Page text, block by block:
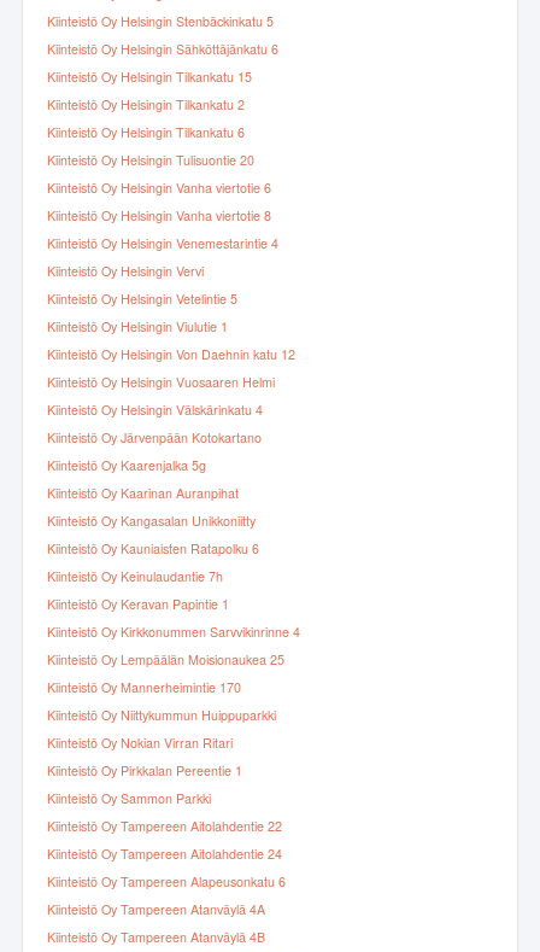
Kiinteistö Oy Helsingin Stenbäckinkatu 5
Kiinteistö Oy Helsingin Sähköttäjänkatu 6
Kiinteistö Oy Helsingin Tilkankatu 15
Kiinteistö Oy Helsingin Tilkankatu 2
Kiinteistö Oy Helsingin Tilkankatu 6
Kiinteistö Oy Helsingin Tulisuontie 20
Kiinteistö Oy Helsingin Vanha viertotie 6
Kiinteistö Oy Helsingin Vanha viertotie 8
Kiinteistö Oy Helsingin Venemestarintie 4
Kiinteistö Oy Helsingin Vervi
Kiinteistö Oy Helsingin Vetelintie 5
Kiinteistö Oy Helsingin Viulutie 1
Kiinteistö Oy Helsingin Von Daehnin katu 12
Kiinteistö Oy Helsingin Vuosaaren Helmi
Kiinteistö Oy Helsingin Välskärinkatu 4
Kiinteistö Oy Järvenpään Kotokartano
Kiinteistö Oy Kaarenjalka 5g
Kiinteistö Oy Kaarinan Auranpihat
Kiinteistö Oy Kangasalan Unikkoniitty
Kiinteistö Oy Kauniaisten Ratapolku 6
Kiinteistö Oy Keinulaudantie 7h
Kiinteistö Oy Keravan Papintie 1
Kiinteistö Oy Kirkkonummen Sarvvikinrinne 4
Kiinteistö Oy Lempäälän Moisionaukea 25
Kiinteistö Oy Mannerheimintie 170
Kiinteistö Oy Niittykummun Huippuparkki
Kiinteistö Oy Nokian Virran Ritari
Kiinteistö Oy Pirkkalan Pereentie 1
Kiinteistö Oy Sammon Parkki
Kiinteistö Oy Tampereen Aitolahdentie 22
Kiinteistö Oy Tampereen Aitolahdentie 24
Kiinteistö Oy Tampereen Alapeusonkatu 6
Kiinteistö Oy Tampereen Atanväylä 4A
Kiinteistö Oy Tampereen Atanväylä 4B